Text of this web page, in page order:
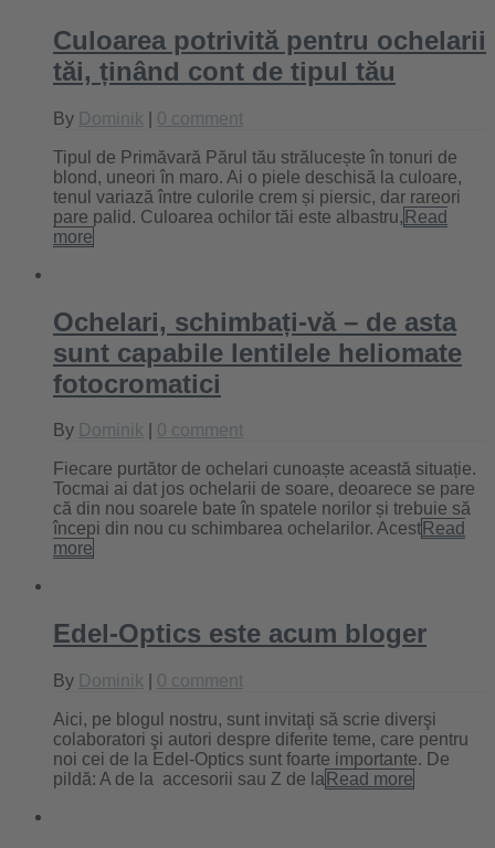
Culoarea potrivită pentru ochelarii
tăi, ținând cont de tipul tău
By Dominik 0 comment
Tipul de Primăvară Părul tău strălucește în tonuri de
blond, uneori în maro. Ai o piele deschisă la culoare,
tenul variază între culorile crem și piersic, dar rareori
pare palid. Culoarea ochilor tăi este albastru, Read
more
Ochelari, schimbați-vă – de asta
sunt capabile lentilele heliomate
fotocromatici
By Dominik 0 comment
Fiecare purtător de ochelari cunoaște această situație.
Tocmai ai dat jos ochelarii de soare, deoarece se pare
că din nou soarele bate în spatele norilor și trebuie să
începi din nou cu schimbarea ochelarilor. Acest Read
more
Edel-Optics este acum bloger
By Dominik 0 comment
Aici, pe blogul nostru, sunt invitaţi să scrie diverşi
colaboratori şi autori despre diferite teme, care pentru
noi cei de la Edel-Optics sunt foarte importante. De
pildă: A de la accesorii sau Z de la Read more